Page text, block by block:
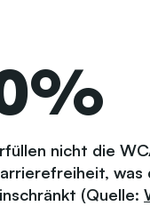
%
nicht die
was
(Quelle: